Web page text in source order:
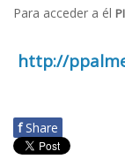
Para acceder a él
http://
f Share